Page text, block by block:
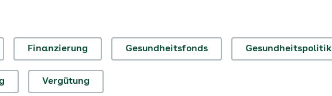
Finanzierung Gesundheitsfonds Gesundheitspolitik
Vergütung